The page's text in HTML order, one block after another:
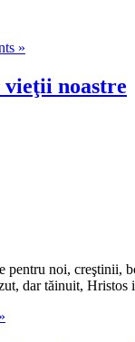
»
noastre
pentru noi,
dar tăinuit,